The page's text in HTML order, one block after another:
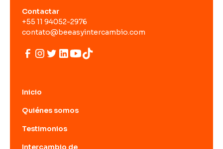
Contactar
+55 11 94052-2976
contato@beeasyintercambio.com
Inicio
Quiénes somos
Testimonios
Intercambio de